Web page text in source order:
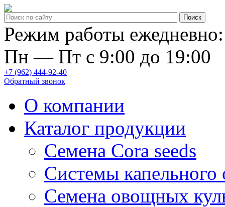
Режим работы ежедневно:
Пн — Пт с 9:00 до 19:00
+7 (962) 444-92-40
Обратный звонок
О компании
Каталог продукции
Семена Cora seeds
Системы
Семена овощных